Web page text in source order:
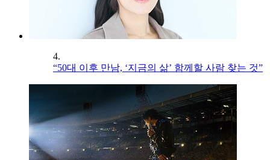
4.
“50대 이후 만남, ‘지금의 삶’ 함께할 사람 찾는 것”